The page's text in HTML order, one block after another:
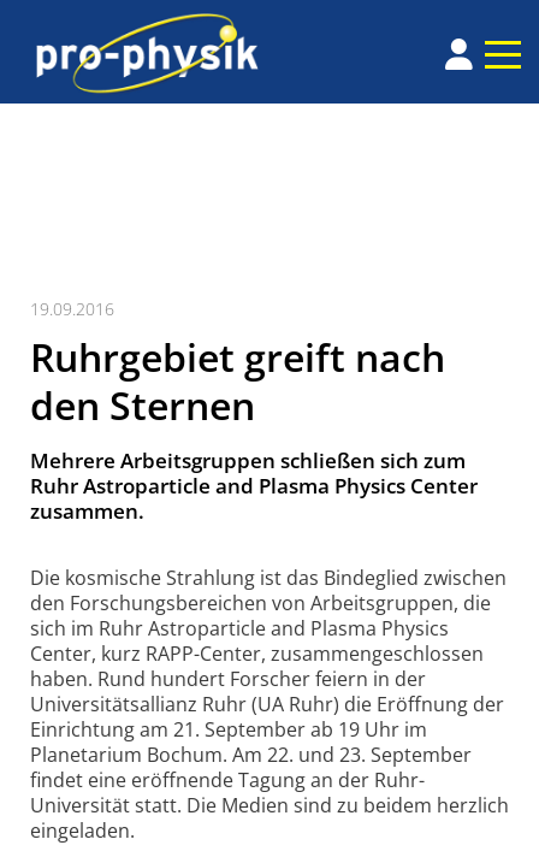
19.09.2016
Ruhrgebiet greift nach
den Sternen
Mehrere Arbeitsgruppen schließen sich zum
Ruhr Astroparticle and Plasma Physics Center
zusammen.
Die kosmische Strahlung ist das Bindeglied zwischen
den Forschungs­bereichen von Arbeitsgruppen, die
sich im Ruhr Astroparticle and Plasma Physics
Center, kurz RAPP-Center, zusammen­geschlossen
haben. Rund hundert Forscher feiern in der
Universitäts­allianz Ruhr (UA Ruhr) die Eröffnung der
Einrichtung am 21. September ab 19 Uhr im
Planetarium Bochum. Am 22. und 23. September
findet eine eröffnende Tagung an der Ruhr-
Universität statt. Die Medien sind zu beidem herzlich
eingeladen.